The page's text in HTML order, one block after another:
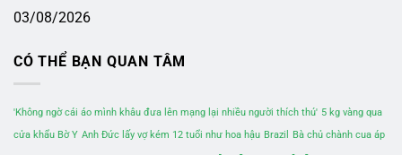
03/08/2026
CÓ THỂ BẠN QUAN TÂM
'Không ngờ cái áo mình khâu đưa lên mạng lại nhiều người thích thú' 5 kg vàng qua
cửa khẩu Bờ Y Anh Đức lấy vợ kém 12 tuổi như hoa hậu Brazil Bà chủ chành cua áp